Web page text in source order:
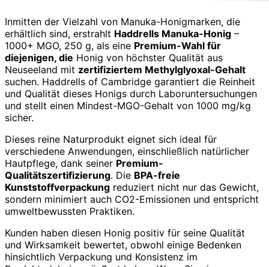
Inmitten der Vielzahl von Manuka-Honigmarken, die
erhältlich sind, erstrahlt Haddrells Manuka-Honig –
1000+ MGO, 250 g, als eine Premium-Wahl für
diejenigen, die Honig von höchster Qualität aus
Neuseeland mit zertifiziertem Methylglyoxal-Gehalt
suchen. Haddrells of Cambridge garantiert die Reinheit
und Qualität dieses Honigs durch Laboruntersuchungen
und stellt einen Mindest-MGO-Gehalt von 1000 mg/kg
sicher.
Dieses reine Naturprodukt eignet sich ideal für
verschiedene Anwendungen, einschließlich natürlicher
Hautpflege, dank seiner Premium-
Qualitätszertifizierung. Die BPA-freie
Kunststoffverpackung reduziert nicht nur das Gewicht,
sondern minimiert auch CO2-Emissionen und entspricht
umweltbewussten Praktiken.
Kunden haben diesen Honig positiv für seine Qualität
und Wirksamkeit bewertet, obwohl einige Bedenken
hinsichtlich Verpackung und Konsistenz im